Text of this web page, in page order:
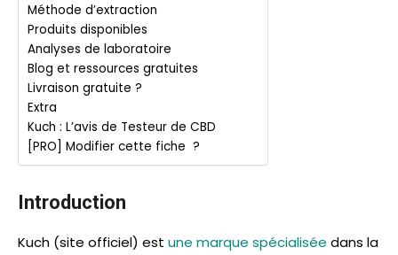
Méthode d’extraction
Produits disponibles
Analyses de laboratoire
Blog et ressources gratuites
Livraison gratuite ?
Extra
Kuch : L’avis de Testeur de CBD
[PRO] Modifier cette fiche ?
Introduction
Kuch (site officiel) est une marque spécialisée dans la